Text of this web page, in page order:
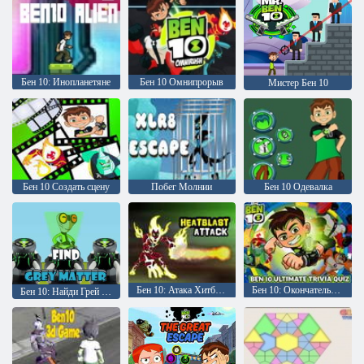
Бен 10: Инопланетяне Бен 10 Омнипрорыв Мистер Бен 10
Бен 10 Создать сцену Побег Молнии Бен 10 Одевалка
Бен 10: Атака Хитбласта Бен 10: Окончательная викторина